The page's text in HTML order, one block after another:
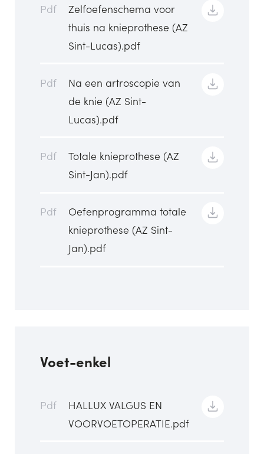
Pdf
Zelfoefenschema voor
thuis na knieprothese (AZ
Sint-Lucas).pdf
Pdf
Na een artroscopie van
de knie (AZ Sint-
Lucas).pdf
Pdf
Totale knieprothese (AZ
Sint-Jan).pdf
Pdf
Oefenprogramma totale
knieprothese (AZ Sint-
Jan).pdf
Voet-enkel
Pdf
HALLUX VALGUS EN
VOORVOETOPERATIE.pdf